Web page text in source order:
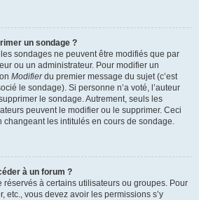
un sondage ?
sondages ne peuvent être modifiés que par
ou un administrateur. Pour modifier un
Modifierdu premier message du sujet (c’est
le sondage). Si personne n’a voté, l’auteur
le sondage. Autrement, seuls les
peuvent le modifier ou le supprimer. Ceci
changeant les intitulés en cours de sondage.
à un forum ?
réservés à certains utilisateurs ou groupes. Pour
etc., vous devez avoir les permissions s’y